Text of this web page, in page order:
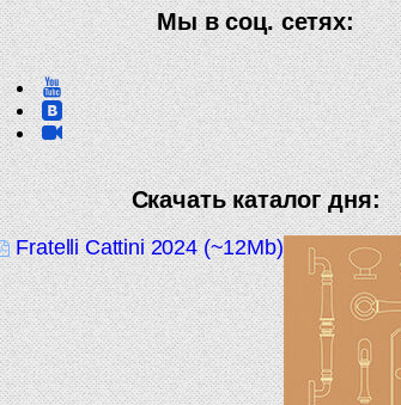
Мы в соц. сетях:
Скачать каталог дня:
Fratelli Cattini 2024 (~12Mb)